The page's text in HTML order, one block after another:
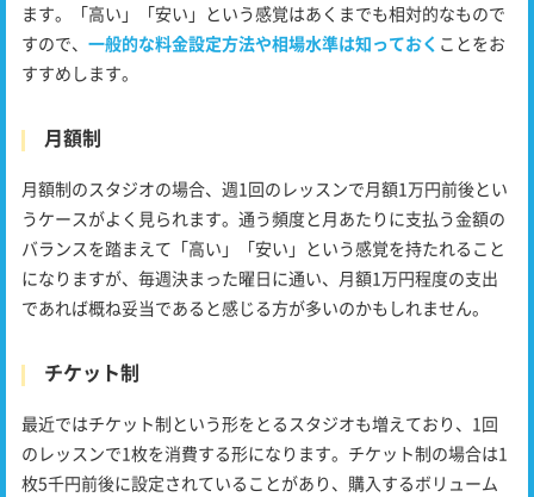
ます。「高い」「安い」という感覚はあくまでも相対的なもので
すので、 一般的な料金設定方法や相場水準は知っておく ことをお
すすめします。
月額制
月額制のスタジオの場合、週1回のレッスンで月額1万円前後とい
うケースがよく見られます。通う頻度と月あたりに支払う金額の
バランスを踏まえて「高い」「安い」という感覚を持たれること
になりますが、毎週決まった曜日に通い、月額1万円程度の支出
であれば概ね妥当であると感じる方が多いのかもしれません。
チケット制
最近ではチケット制という形をとるスタジオも増えており、1回
のレッスンで1枚を消費する形になります。チケット制の場合は1
枚5千円前後に設定されていることがあり、購入するボリューム